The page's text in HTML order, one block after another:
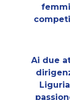
Ai due